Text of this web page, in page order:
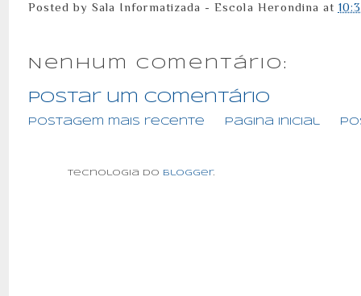
Posted bySala Informatizada - Escola Herondina at
Nenhum comentário:
Postar um comentário
Postagem mais recente Página inicial
Tecnologia do Blogger.